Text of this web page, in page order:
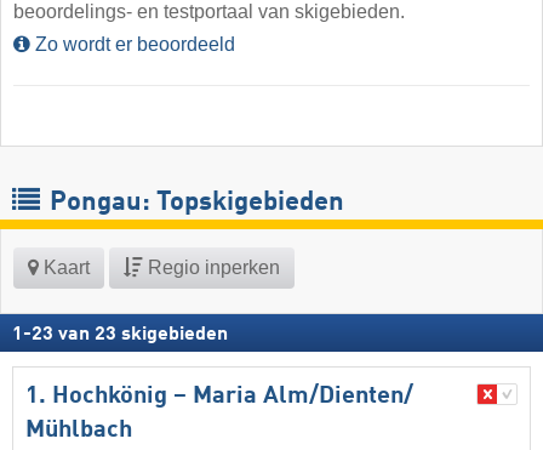
beoordelings- en testportaal van skigebieden.
Zo wordt er beoordeeld
Pongau: Topskigebieden
Kaart Regio inperken
1 -23 van 23 skigebieden
1. Hochkönig – Maria Alm/​Dienten/​
Mühlbach